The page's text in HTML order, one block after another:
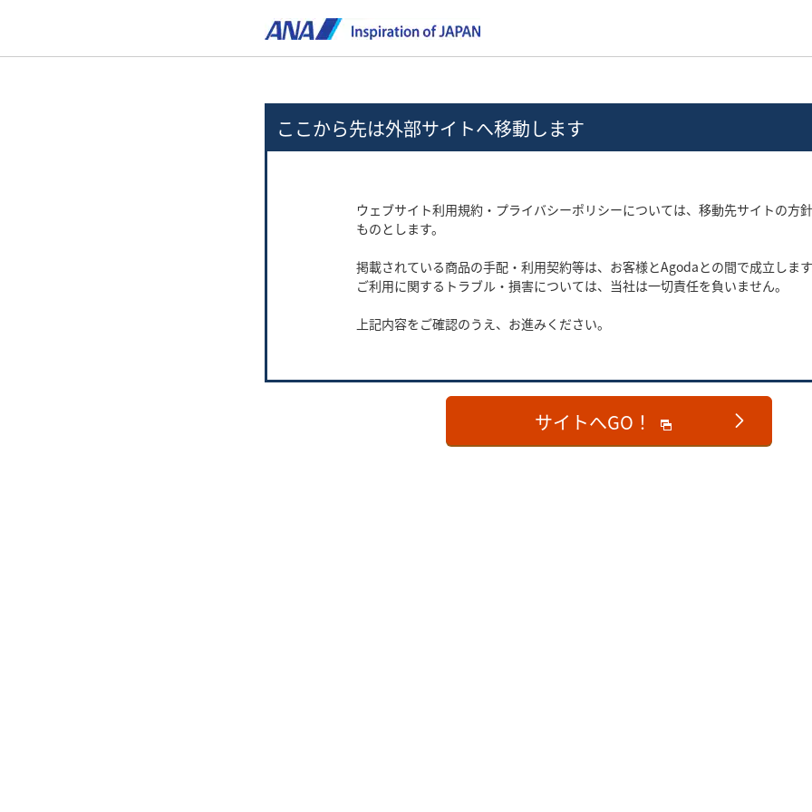
ここから先は外部サイトへ移動します
ウェブサイト利用規約・プライバシーポリシーについては、移動先サイトの方
ものとします。
掲載されている商品の手配・利用契約等は、お客様とAgodaとの間で成立します
ご利用に関するトラブル・損害については、当社は一切責任を負いません。
上記内容をご確認のうえ、お進みください。
サイトへGO！